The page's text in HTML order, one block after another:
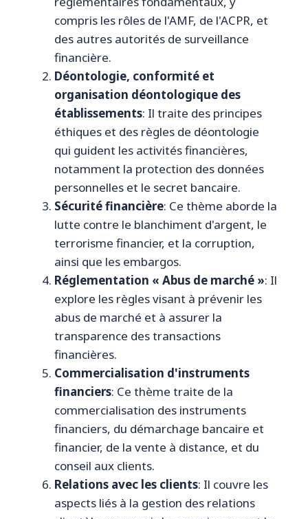
compris les rôles de l'AMF, de l'ACPR, et
des autres autorités de surveillance
financière.
Déontologie, conformité et
organisation déontologique des
établissements: Il traite des principes
éthiques et des règles de déontologie
qui guident les activités financières,
notamment la protection des données
personnelles et le secret bancaire.
Sécurité financière: Ce thème aborde la
lutte contre le blanchiment d'argent, le
terrorisme financier, et la corruption,
ainsi que les embargos.
Réglementation « Abus de marché »: Il
explore les règles visant à prévenir les
abus de marché et à assurer la
transparence des transactions
financières.
Commercialisation d'instruments
financiers: Ce thème traite de la
commercialisation des instruments
financiers, du démarchage bancaire et
financier, de la vente à distance, et du
conseil aux clients.
Relations avec les clients: Il couvre les
aspects liés à la gestion des relations